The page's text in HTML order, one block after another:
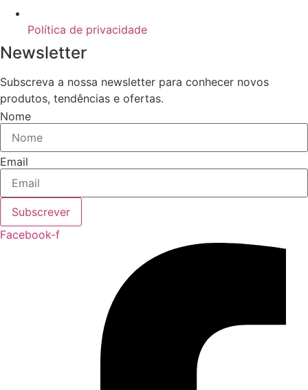
Política de privacidade
Newsletter
Subscreva a nossa newsletter para conhecer novos
produtos, tendências e ofertas.
Nome
Email
Subscrever
Facebook-f